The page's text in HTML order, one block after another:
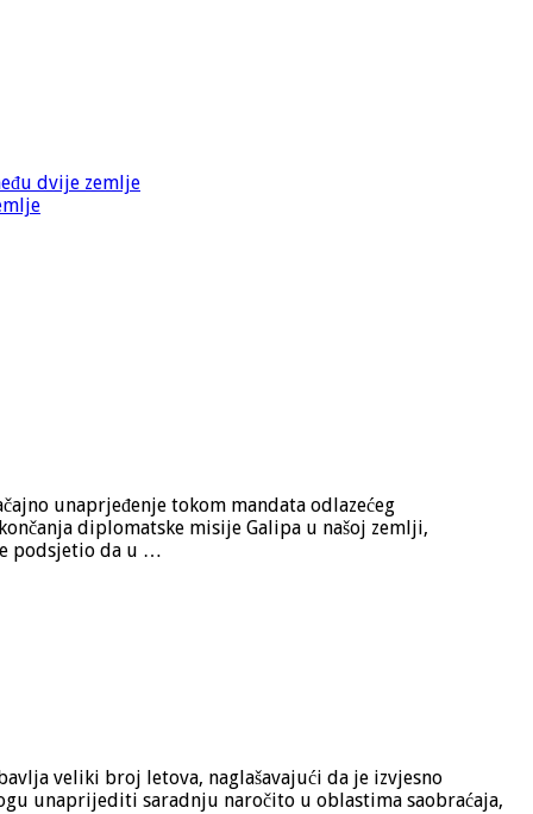
dvije zemlje
unaprjeđenje tokom mandata odlazećeg
diplomatske misije Galipa u našoj zemlji,
podsjetio da u …
veliki broj letova, naglašavajući da je izvjesno
unaprijediti saradnju naročito u oblastima saobraćaja,